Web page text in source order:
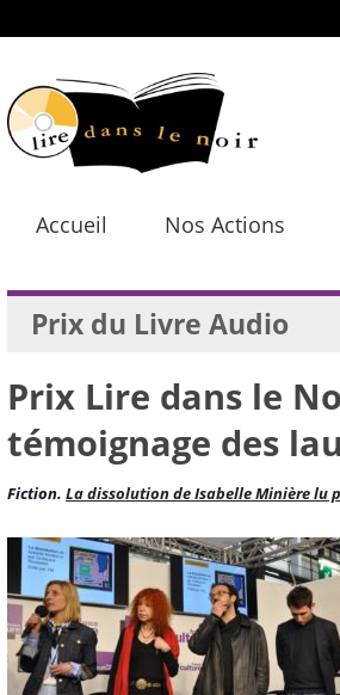
Accueil Nos Actions
Prix du Livre Audio
Prix Lire dans le
témoignage des
Fiction. La dissolution de Isabelle Minière lu